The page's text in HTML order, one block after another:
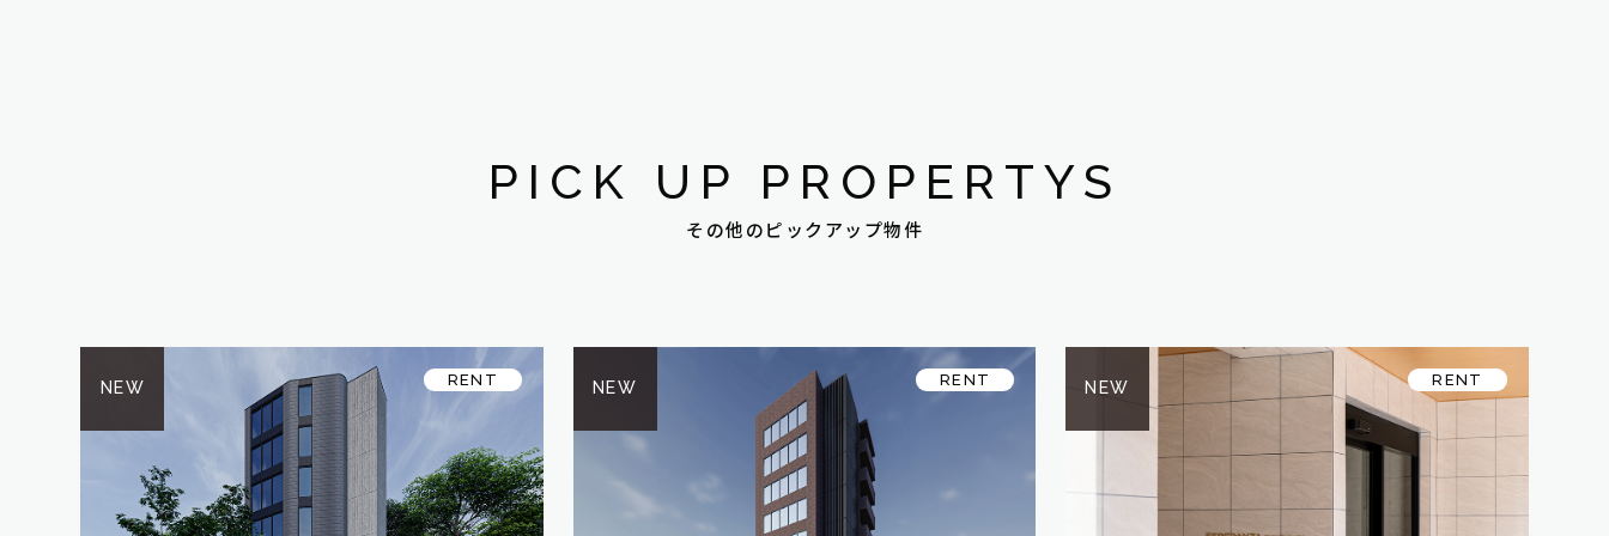
PICK UP PROPERTYS
その他のピックアップ物件
NEW RENT NEW RENT NEW RENT